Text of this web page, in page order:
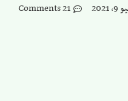
21 Comments